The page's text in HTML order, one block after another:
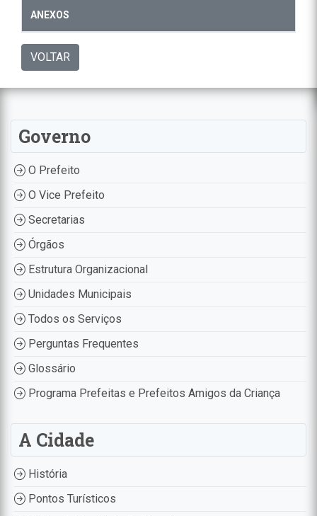
ANEXOS
VOLTAR
Governo
O Prefeito
O Vice Prefeito
Secretarias
Órgãos
Estrutura Organizacional
Unidades Municipais
Todos os Serviços
Perguntas Frequentes
Glossário
Programa Prefeitas e Prefeitos Amigos da Criança
A Cidade
História
Pontos Turísticos